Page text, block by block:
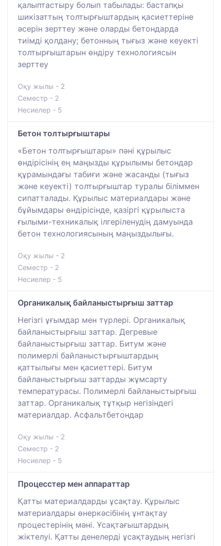
қалыптастыру болып табылады: бастапқы
шикізаттың толтырғыштардың қасиеттеріне
әсерін зерттеу және оларды бетондарда
тиімді қолдану; бетонның тығыз және кеуекті
толтырғыштарын өндіру технологиясын
зерттеу
Оқу жылы - 2
Семестр - 2
Несиелер - 5
Бетон толтырғыштары
«Бетон толтырғыштары» пәні құрылыс
өндірісінің ең маңызды құрылымы бетондар
құрамындағы табиғи және жасанды (тығыз
және кеуекті) толтырғыштар туралы біліммен
сипатталады. Құрылыс материалдары және
бұйымдары өндірісінде, қазіргі құрылыста
ғылыми-техникалық ілгеріленудің дамуында
бетон технологиясының маңыздылығы.
Оқу жылы - 2
Семестр - 2
Несиелер - 5
Органикалық байланыстырғыш заттар
Негізгі ұғымдар мен түрлері. Органикалық
байланыстырғыш заттар. Дегревые
байланыстырғыш заттар. Битум және
полимерлі байланыстырғыштардың
қаттылығы мен қасиеттері. Битум
байланыстырғыш заттарды жұмсарту
температурасы. Полимерлі байланыстырғыш
заттар. Органикалық тұтқыр негізіндегі
материалдар. Асфальтбетондар
Оқу жылы - 2
Семестр - 2
Несиелер - 5
Процесстер мен аппараттар
Қатты материалдарды ұсақтау. Құрылыс
материалдары өнеркәсібінің ұнтақтау
процестерінің мәні. Ұсақтағыштардың
жіктелуі. Қатты денелерді ұсақтаудың негізгі